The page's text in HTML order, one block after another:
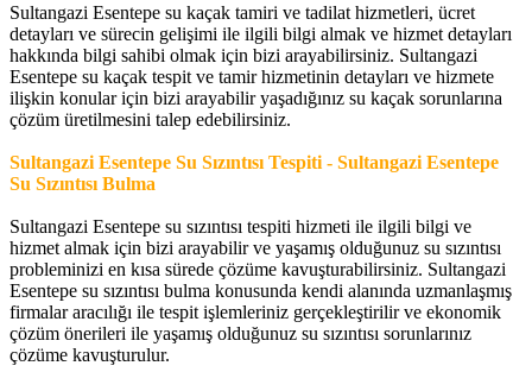
Sultangazi Esentepe su kaçak tamiri ve tadilat hizmetleri, ücret
detayları ve sürecin gelişimi ile ilgili bilgi almak ve hizmet detayları
hakkında bilgi sahibi olmak için bizi arayabilirsiniz. Sultangazi
Esentepe su kaçak tespit ve tamir hizmetinin detayları ve hizmete
ilişkin konular için bizi arayabilir yaşadığınız su kaçak sorunlarına
çözüm üretilmesini talep edebilirsiniz.
Sultangazi Esentepe Su Sızıntısı Tespiti - Sultangazi Esentepe
Su Sızıntısı Bulma
Sultangazi Esentepe su sızıntısı tespiti hizmeti ile ilgili bilgi ve
hizmet almak için bizi arayabilir ve yaşamış olduğunuz su sızıntısı
probleminizi en kısa sürede çözüme kavuşturabilirsiniz. Sultangazi
Esentepe su sızıntısı bulma konusunda kendi alanında uzmanlaşmış
firmalar aracılığı ile tespit işlemleriniz gerçekleştirilir ve ekonomik
çözüm önerileri ile yaşamış olduğunuz su sızıntısı sorunlarınız
çözüme kavuşturulur.